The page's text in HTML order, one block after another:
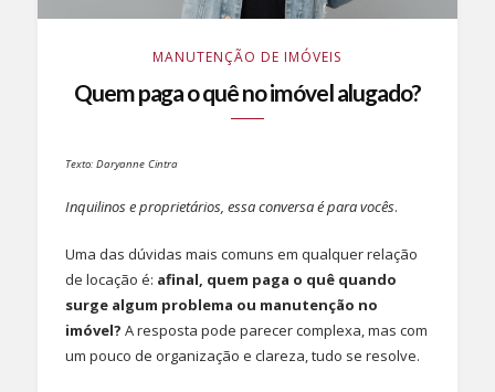
MANUTENÇÃO DE IMÓVEIS
Quem paga o quê no imóvel alugado?
Texto: Daryanne Cintra
Inquilinos e proprietários, essa conversa é para vocês.
Uma das dúvidas mais comuns em qualquer relação
de locação é: afinal, quem paga o quê quando
surge algum problema ou manutenção no
imóvel? A resposta pode parecer complexa, mas com
um pouco de organização e clareza, tudo se resolve.